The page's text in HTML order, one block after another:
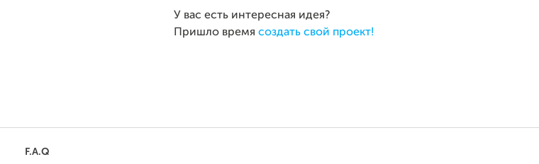
У вас есть интересная идея?
Пришло время создать свой проект!
F.A.Q